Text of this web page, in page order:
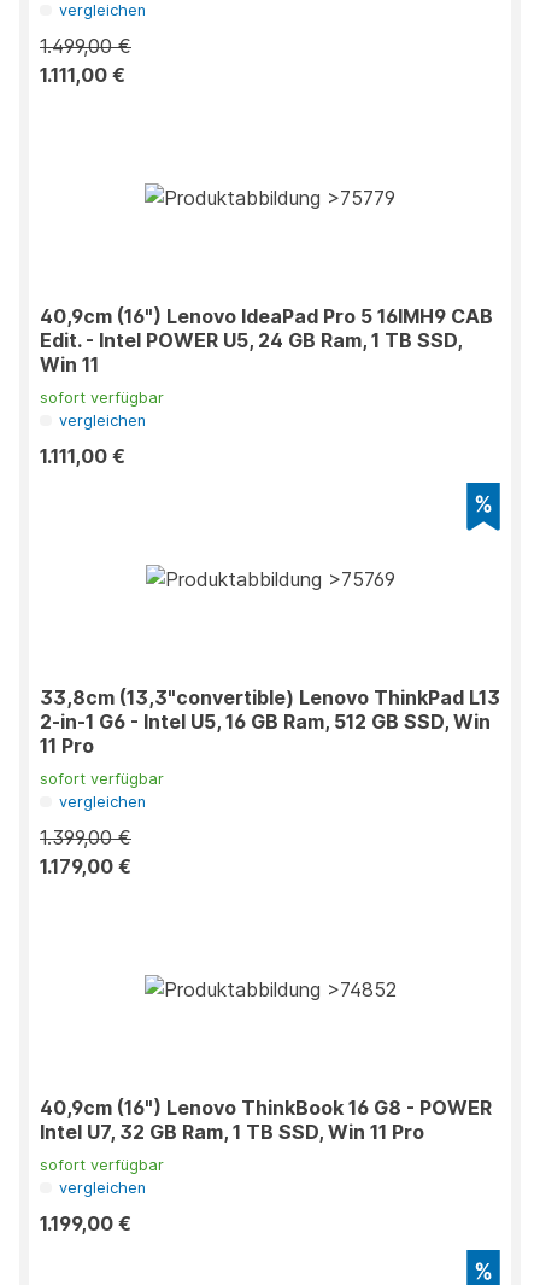
vergleichen
1.499,00 €
1.111,00 €
40,9cm (16") Lenovo IdeaPad Pro 5 16IMH9 CAB
Edit. - Intel POWER U5, 24 GB Ram, 1 TB SSD,
Win 11
sofort verfügbar
vergleichen
1.111,00 €
33,8cm (13,3"convertible) Lenovo ThinkPad L13
2-in-1 G6 - Intel U5, 16 GB Ram, 512 GB SSD, Win
11 Pro
sofort verfügbar
vergleichen
1.399,00 €
1.179,00 €
40,9cm (16") Lenovo ThinkBook 16 G8 - POWER
Intel U7, 32 GB Ram, 1 TB SSD, Win 11 Pro
sofort verfügbar
vergleichen
1.199,00 €